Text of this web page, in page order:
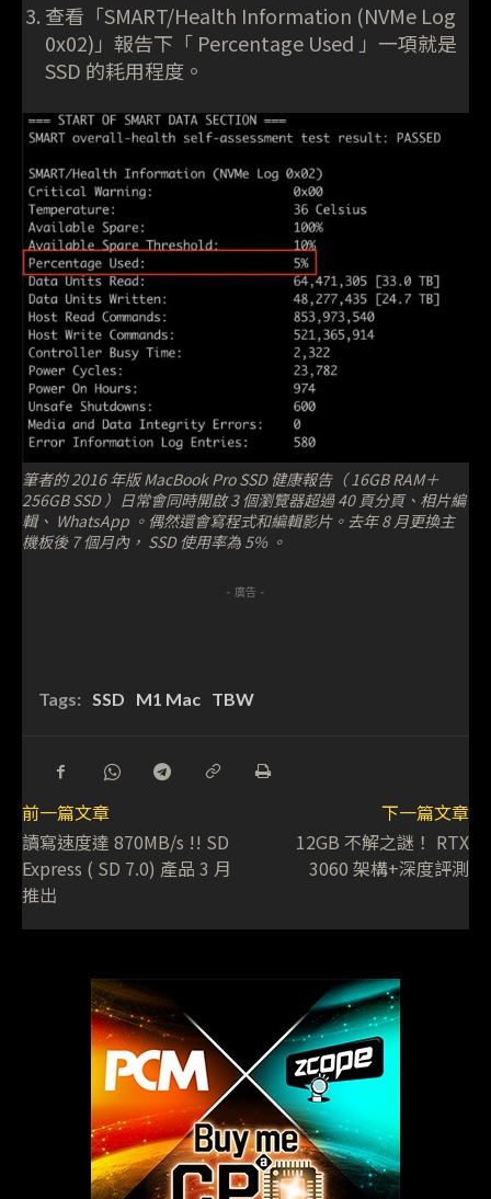
查看「SMART/Health Information (NVMe Log
0x02)」報告下「 Percentage Used 」一項就是
SSD 的耗用程度。
筆者的 2016 年版 MacBook Pro SSD 健康報告（ 16GB RAM＋
256GB SSD ）日常會同時開啟 3 個瀏覽器超過 40 頁分頁、相片編
輯、 WhatsApp 。偶然還會寫程式和編輯影片。去年 8 月更換主
機板後 7 個月內， SSD 使用率為 5% 。
- 廣告 -
Tags: SSD M1 Mac TBW
前一篇文章
讀寫速度達 870MB/s !! SD
Express ( SD 7.0) 產品 3 月
推出
下一篇文章
12GB 不解之謎！ RTX
3060 架構+深度評測